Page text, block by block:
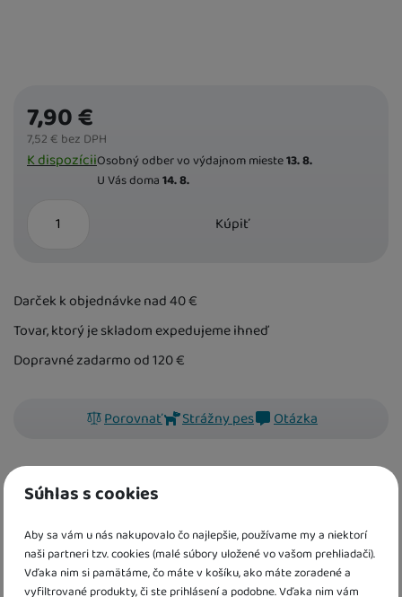
Súhlas s cookies
Aby sa vám u nás nakupovalo čo najlepšie, používame my a niektorí
naši partneri tzv. cookies (malé súbory uložené vo vašom prehliadači).
Vďaka nim si pamätáme, čo máte v košíku, ako máte zoradené a
vyfiltrované produkty, či ste prihlásení a podobne. Vďaka nim vám
kód:
Krátky príbeh o Matylde pomôže deťom so zvládaním
záchvatov hnevu. Kniha obsahuje obľúbené pohyblivé prvky,
ale aj odborné rady pre rodičov a vychovávateľov.
Dostupnost
K dispozíciiOsobný odber vo výdajnom mieste13. 8.
U Vás doma14. 8.
7,90€
7,52€ bez DPH
Kúpiť
Darček k objednávke nad 40€
Tovar, ktorý je skladom expedujeme ihneď
Dopravné zadarmo od 120€
Porovnať Strážny pes Otázka